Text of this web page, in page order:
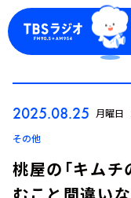
2025.08.25 月曜日
その他
桃屋の「キム